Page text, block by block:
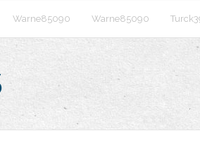
Warne85090 Warne85090